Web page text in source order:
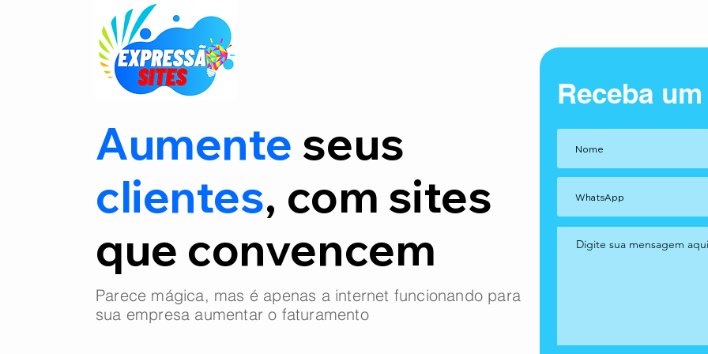
Aumente seus
clientes, com sites
que convencem
Parece mágica, mas é apenas a internet funcionando para
sua empresa aumentar o faturamento
Receba